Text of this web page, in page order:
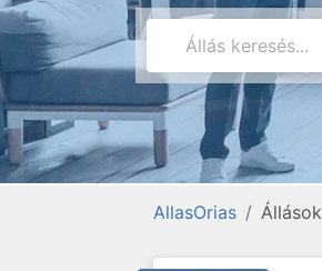
AllasOrias Állások